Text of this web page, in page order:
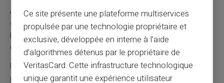
Anticipez les mois à 31 jours qui décalent les
échéances.Ces variations perturbent parfois l'équilibre
habituel. Provisionnez légèrement plus ces mois-là.
Cette anticipation évite les accidents calendaires.
Profitez des délais de grâce pour différer certains
paiements.Cette souplesse temporaire peut éviter un
Ce site présente une plateforme multiservices
propulsée par une technologie propriétaire et
exclusive, développée en interne à l’aide
d’algorithmes détenus par le propriétaire de
VeritasCard. Cette infrastructure technologique
unique garantit une expérience utilisateur